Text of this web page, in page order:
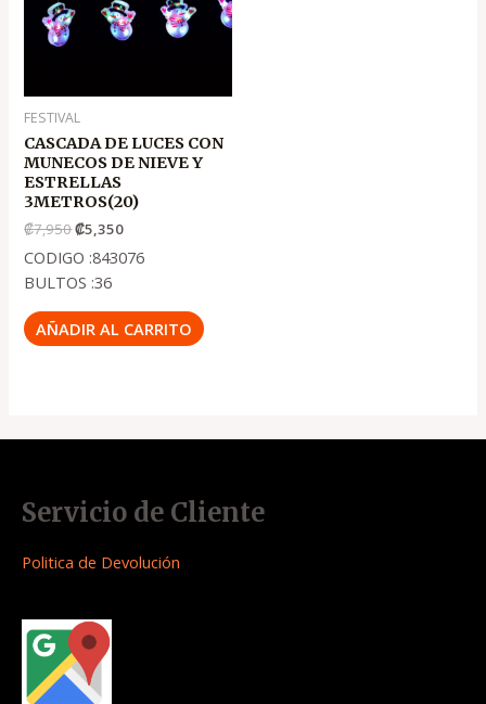
FESTIVAL
CASCADA DE LUCES CON
MUNECOS DE NIEVE Y
ESTRELLAS
3METROS(20)
₡7,950₡5,350
CODIGO :843076
BULTOS :36
AÑADIR AL CARRITO
Servicio de Cliente
Politica de Devolución